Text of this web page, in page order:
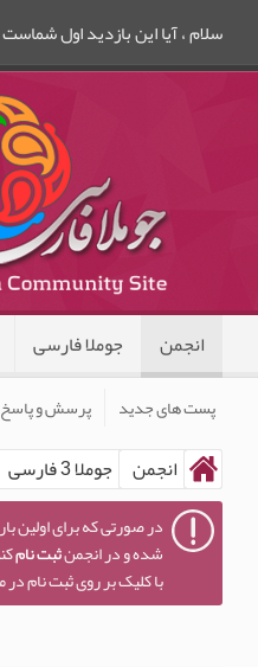
سلام ، آیا این بازدید اول
انجمن
پست های جدید پرسش و پاسخ
جوملا فارسی
انجمن جوملا 3 فارسی
در صورتی که برای اولین
شده و در انجمنثبت نام
با کلیک بر روی ثبت نام